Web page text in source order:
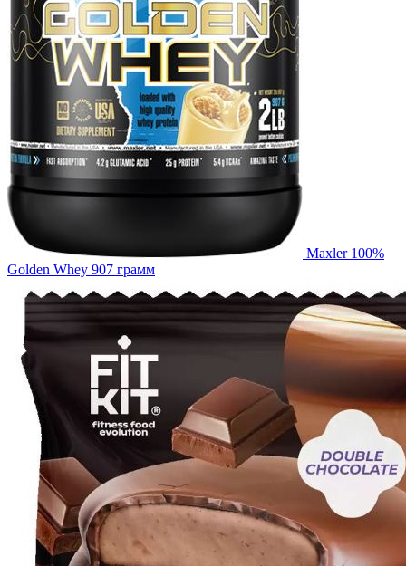
Maxler 100%
Golden Whey 907 грамм